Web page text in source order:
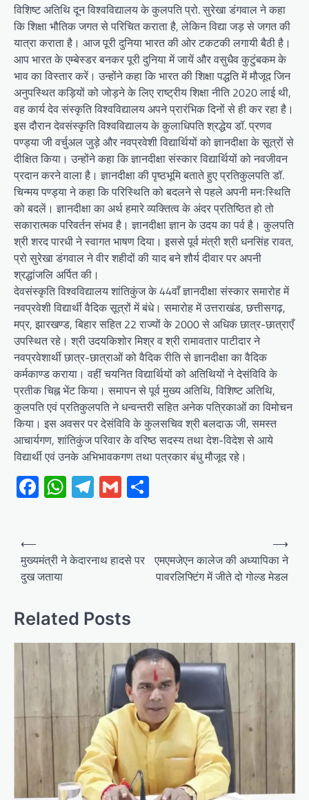
विशिष्ट अतिथि दून विश्वविद्यालय के कुलपति प्रो. सुरेखा डंगवाल ने कहा
कि शिक्षा भौतिक जगत से परिचित कराता है, लेकिन विद्या जड़ से जगत की
यात्रा कराता है। आज पूरी दुनिया भारत की ओर टकटकी लगायी बैठी है।
आप भारत के एम्बेस्डर बनकर पूरी दुनिया में जायें और वसुधैव कुटुंबकम के
भाव का विस्तार करें। उन्होंने कहा कि भारत की शिक्षा पद्धति में मौजूद जिन
अनुपस्थित कड़ियों को जोड़ने के लिए राष्ट्रीय शिक्षा नीति 2020 लाई थी,
वह कार्य देव संस्कृति विश्वविद्यालय अपने प्रारंभिक दिनों से ही कर रहा है।
इस दौरान देवसंस्कृति विश्वविद्यालय के कुलाधिपति श्रद्धेय डॉ. प्रणव
पण्ड्या जी वर्चुअल जुड़े और नवप्रवेशी विद्यार्थियों को ज्ञानदीक्षा के सूत्रों से
दीक्षित किया। उन्होंने कहा कि ज्ञानदीक्षा संस्कार विद्यार्थियों को नवजीवन
प्रदान करने वाला है। ज्ञानदीक्षा की पृष्ठभूमि बताते हुए प्रतिकुलपति डॉ.
चिन्मय पण्ड्या ने कहा कि परिस्थिति को बदलने से पहले अपनी मनःस्थिति
को बदलें। ज्ञानदीक्षा का अर्थ हमारे व्यक्तित्व के अंदर प्रतिष्ठित हो तो
सकारात्मक परिवर्तन संभव है। ज्ञानदीक्षा ज्ञान के उदय का पर्व है। कुलपति
श्री शरद पारधी ने स्वागत भाषण दिया। इससे पूर्व मंत्री श्री धनसिंह रावत,
प्रो सुरेखा डंगवाल ने वीर शहीदों की याद बने शौर्य दीवार पर अपनी
श्रद्धांजलि अर्पित की।
देवसंस्कृति विश्वविद्यालय शांतिकुंज के 44वाँ ज्ञानदीक्षा संस्कार समारोह में
नवप्रवेशी विद्यार्थी वैदिक सूत्रों में बंधे। समारोह में उत्तराखंड, छत्तीसगढ़,
मप्र, झारखण्ड, बिहार सहित 22 राज्यों के 2000 से अधिक छात्र-छात्राएँ
उपस्थित रहे। श्री उदयकिशोर मिश्र व श्री रामावतार पाटीदार ने
नवप्रवेशार्थी छात्र-छात्राओं को वैदिक रीति से ज्ञानदीक्षा का वैदिक
कर्मकाण्ड कराया। वहीं चयनित विद्यार्थियों को अतिथियों ने देसंविवि के
प्रतीक चिह्न भेंट किया। समापन से पूर्व मुख्य अतिथि, विशिष्ट अतिथि,
कुलपति एवं प्रतिकुलपति ने धन्वन्तरी सहित अनेक पत्रिकाओं का विमोचन
किया। इस अवसर पर देसंविवि के कुलसचिव श्री बलदाऊ जी, समस्त
आचार्यगण, शांतिकुंज परिवार के वरिष्ठ सदस्य तथा देश-विदेश से आये
विद्यार्थी एवं उनके अभिभावकगण तथा पत्रकार बंधु मौजूद रहे।
Facebook
WhatsApp
Telegram
Gmail
Post
navigation
⟵
मुख्यमंत्री ने केदारनाथ हादसे पर
दुख जताया
एमएमजेएन कालेज की अध्यापिका ने
पावरलिफ्टिंग में जीते दो गोल्ड मेडल
⟶
Related Posts